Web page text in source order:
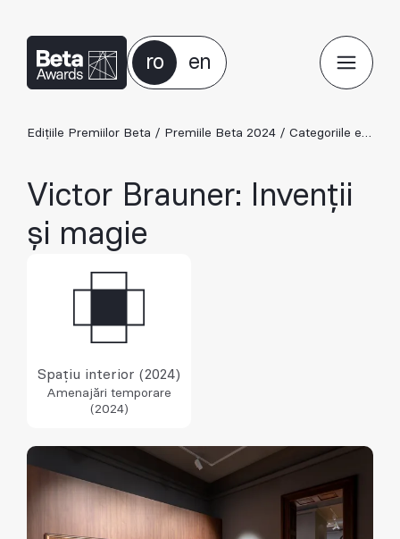
ro en
Edițiile Premiilor Beta / Premiile Beta 2024 / Categoriile ediției 2024
Victor Brauner: Invenții
și magie
Spațiu interior (2024)
Amenajări temporare
(2024)